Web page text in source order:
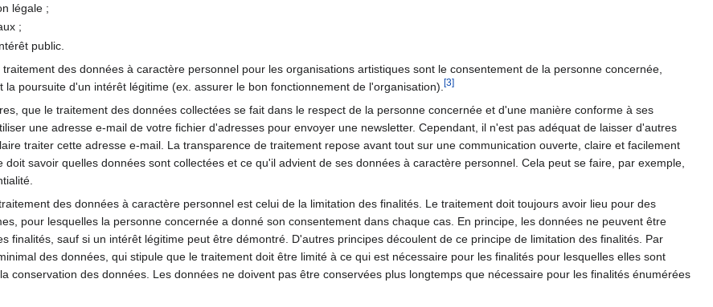
légale ;
;
public.
des données à caractère personnel pour les organisations artistiques sont le consentement de la personne concernée,
poursuite d'un intérêt légitime (ex. assurer le bon fonctionnement de l'organisation). [3]
que le traitement des données collectées se fait dans le respect de la personne concernée et d'une manière conforme à ses
une adresse e-mail de votre fichier d'adresses pour envoyer une newsletter. Cependant, il n'est pas adéquat de laisser d'autres
traiter cette adresse e-mail. La transparence de traitement repose avant tout sur une communication ouverte, claire et facilement
savoir quelles données sont collectées et ce qu'il advient de ses données à caractère personnel. Cela peut se faire, par exemple,
des données à caractère personnel est celui de la limitation des finalités. Le traitement doit toujours avoir lieu pour des
pour lesquelles la personne concernée a donné son consentement dans chaque cas. En principe, les données ne peuvent être
finalités, sauf si un intérêt légitime peut être démontré. D'autres principes découlent de ce principe de limitation des finalités. Par
des données, qui stipule que le traitement doit être limité à ce qui est nécessaire pour les finalités pour lesquelles elles sont
conservation des données. Les données ne doivent pas être conservées plus longtemps que nécessaire pour les finalités énumérées